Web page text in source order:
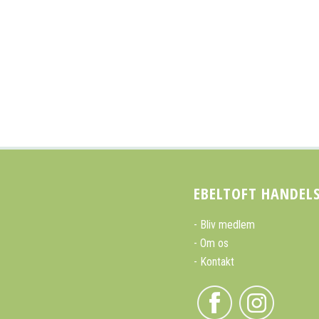
EBELTOFT
Bliv medlem
Om os
Kontakt